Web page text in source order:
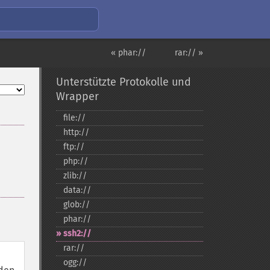
rar:// »
« phar://
Unterstützte Protokolle und
Wrapper
file://
http://
ftp://
php://
zlib://
data://
glob://
phar://
ssh2://
rar://
ogg://